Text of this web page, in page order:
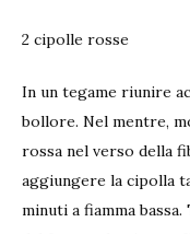
2 cipolle rosse
In un tegame riunire
bollore. Nel mentre,
rossa nel verso della
aggiungere la cipolla
minuti a fiamma